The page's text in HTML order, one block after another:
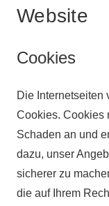
Website
Cookies
Die Internetseiten
Cookies. Cookies
Schaden an und
dazu, unser
sicherer zu
die auf Ihrem